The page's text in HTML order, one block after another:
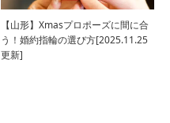
【山形】Xmasプロポーズに間に合
う！婚約指輪の選び方[2025.11.25
更新]